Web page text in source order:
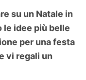
su un Natale in
idee più belle
per una festa
vi regali un